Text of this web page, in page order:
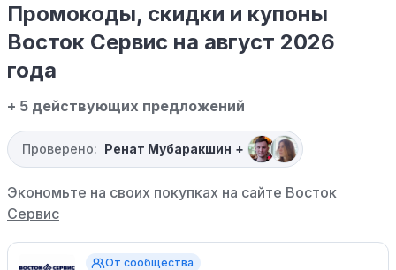
Промокоды, скидки и купоны
Восток Сервис на август 2026
года
+ 5 действующих предложений
Проверено: Ренат Мубаракшин +
Экономьте на своих покупках на сайте Восток
Сервис
От сообщества